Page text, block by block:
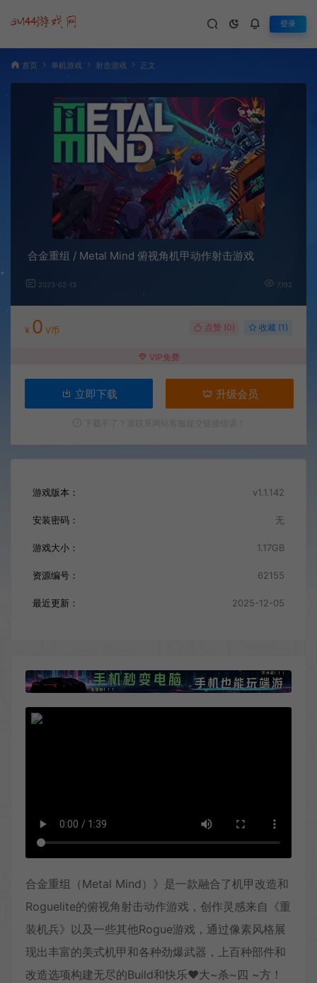
登录
首页 单机游戏 射击游戏 正文
合金重组 / Metal Mind 俯视角机甲动作射击游戏
2023-02-13 7,192
¥ 0 V币 点赞 (0) 收藏 (1)
VIP免费
立即下载 升级会员
游戏版本： v1.1.142
安装密码： 无
游戏大小： 1.17GB
资源编号： 62155
最近更新： 2025-12-05
合金重组（Metal Mind）》是一款融合了机甲改造和
Roguelite的俯视角射击动作游戏，创作灵感来自《重
装机兵》以及一些其他Rogue游戏，通过像素风格展
现出丰富的美式机甲和各种劲爆武器，上百种部件和
改造选项构建无尽的Build和快乐❤大~杀~四 ~方！